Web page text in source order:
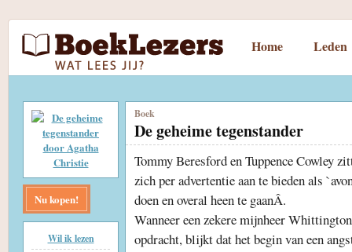
Home Leden
Nu kopen!
Wil ik lezen
Boek
De geheime tegenstander
Tommy Beresford en Tuppence Cowley
zich per advertentie aan te bieden als
doen en overal heen te gaanÂ.
Wanneer een zekere mijnheer
opdracht, blijkt dat het begin van een